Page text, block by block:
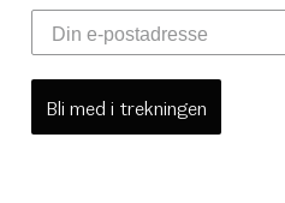
Bli med i trekningen